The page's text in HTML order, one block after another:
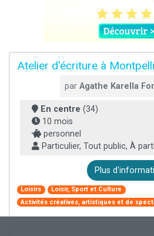
Atelier d'écriture à
par Agathe Karella
En centre (34)
10 mois
personnel
Particulier, Tout public, À
Plus
Loisirs
Loisir, Sport et Culture
Activités créatives, artistiques et de